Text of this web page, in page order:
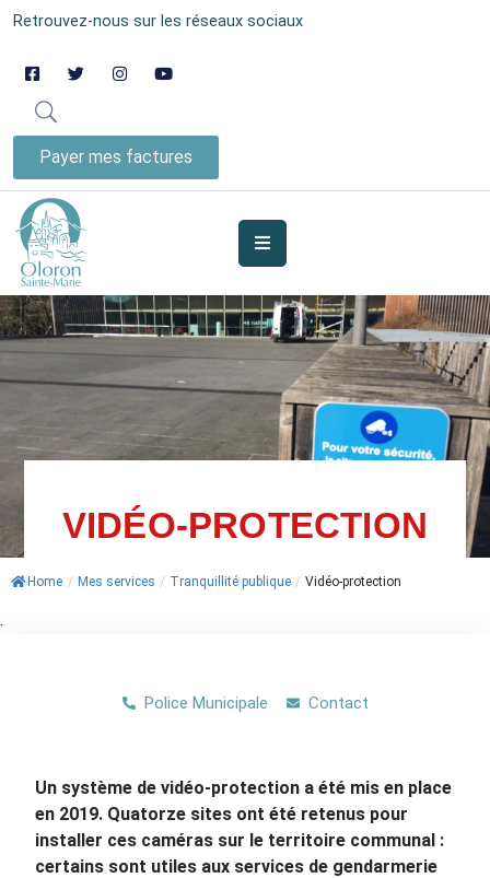
Retrouvez-nous sur les réseaux sociaux
Payer mes factures
AUJOURD’HUI
OLORON
JE
SUIS
MES
SERVICES
MUNICIPALE
JE
ACTUALITÉS
AGENDA
VIDÉO-PROTECTION
Home / Mes services / Tranquillité publique / Vidéo-protection
.
Police Municipale Contact
Un système de vidéo-protection a été mis en place
en 2019. Quatorze sites ont été retenus pour
installer ces caméras sur le territoire communal :
certains sont utiles aux services de gendarmerie